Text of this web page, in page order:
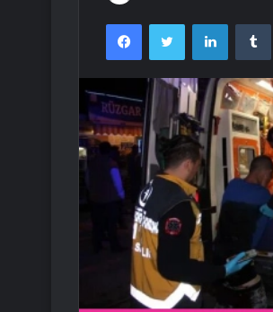
FacebookTwitter LinkedIn